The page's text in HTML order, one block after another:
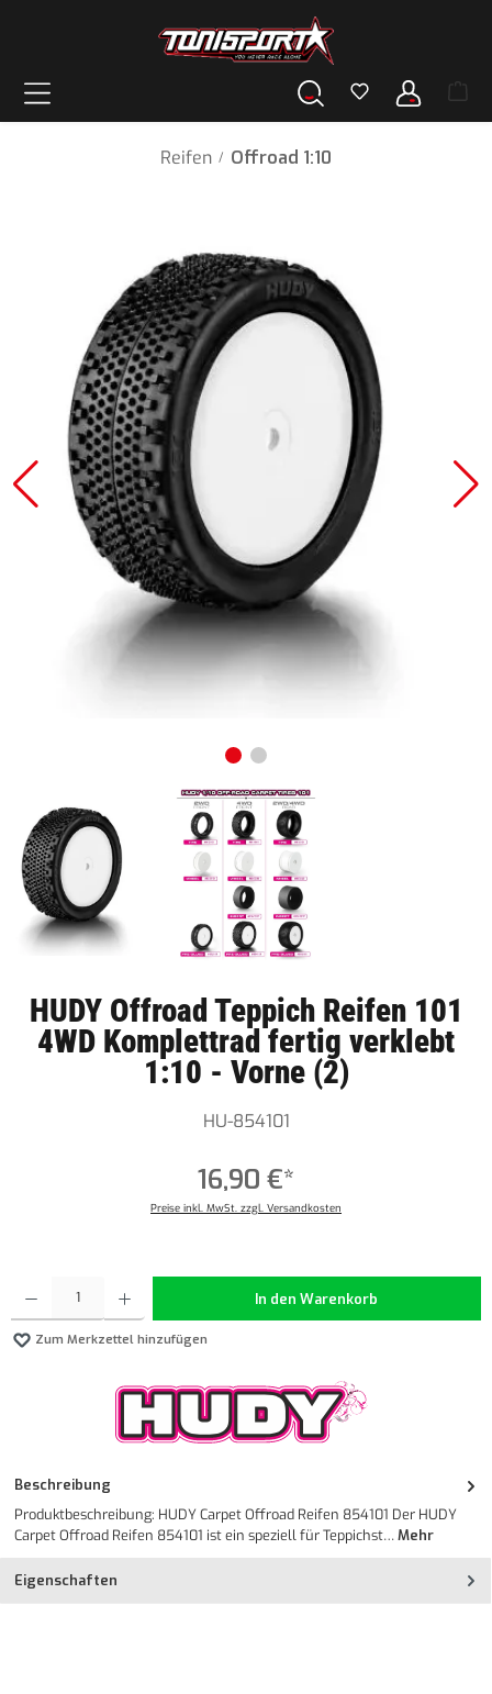
Reifen / Offroad 1:10
HUDY Offroad Teppich Reifen 101
4WD Komplettrad fertig verklebt
1:10 - Vorne (2)
HU-854101
16,90 €*
Preise inkl. MwSt. zzgl. Versandkosten
In den Warenkorb
Zum Merkzettel hinzufügen
Beschreibung
Produktbeschreibung: HUDY Carpet Offroad Reifen 854101 Der HUDY
Carpet Offroad Reifen 854101 ist ein speziell für Teppichst…Mehr
Eigenschaften